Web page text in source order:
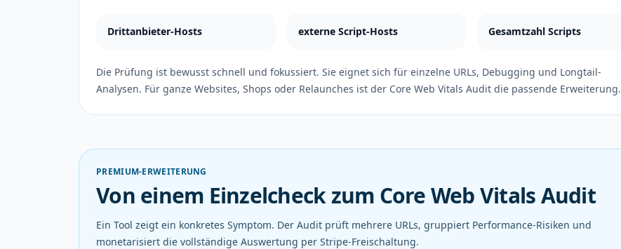
Drittanbieter-Hosts externe Script-Hosts Gesamtzahl Scripts
Die Prüfung ist bewusst schnell und fokussiert. Sie eignet sich für einzelne URLs, Debugging und Longtail-
Analysen. Für ganze Websites, Shops oder Relaunches ist der Core Web Vitals Audit die passende Erweiterung.
PREMIUM-ERWEITERUNG
Von einem Einzelcheck zum Core Web Vitals Audit
Ein Tool zeigt ein konkretes Symptom. Der Audit prüft mehrere URLs, gruppiert Performance-Risiken und
monetarisiert die vollständige Auswertung per Stripe-Freischaltung.